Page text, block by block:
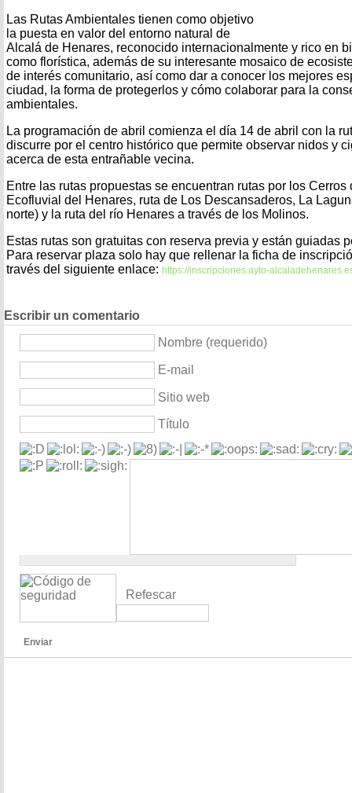
Las Rutas Ambientales tienen como objetivo
la puesta en valor del entorno natural de
Alcalá de Henares, reconocido internacionalmente y rico en
como florística, además de su interesante mosaico de
de interés comunitario, así como dar a conocer los mejores
ciudad, la forma de protegerlos y cómo colaborar para la
ambientales.
La programación de abril comienza el día 14 de abril con la
discurre por el centro histórico que permite observar nidos y
acerca de esta entrañable vecina.
Entre las rutas propuestas se encuentran rutas por los
Ecofluvial del Henares, ruta de Los Descansaderos, La
norte) y la ruta del río Henares a través de los Molinos.
Estas rutas son gratuitas con reserva previa y están guiadas
Para reservar plaza solo hay que rellenar la ficha de
través del siguiente enlace: https://inscripciones.ayto-
Escribir un comentario
Nombre (requerido)
E-mail
Sitio web
Título
Refescar
Enviar